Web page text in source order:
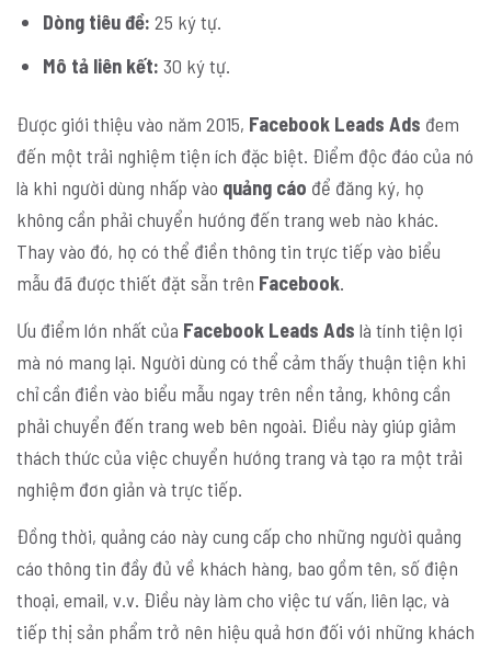
Dòng tiêu đề: 25 ký tự.
Mô tả liên kết: 30 ký tự.
Được giới thiệu vào năm 2015, Facebook Leads Ads đem
đến một trải nghiệm tiện ích đặc biệt. Điểm độc đáo của nó
là khi người dùng nhấp vào quảng cáo để đăng ký, họ
không cần phải chuyển hướng đến trang web nào khác.
Thay vào đó, họ có thể điền thông tin trực tiếp vào biểu
mẫu đã được thiết đặt sẵn trên Facebook.
Ưu điểm lớn nhất của Facebook Leads Ads là tính tiện lợi
mà nó mang lại. Người dùng có thể cảm thấy thuận tiện khi
chỉ cần điền vào biểu mẫu ngay trên nền tảng, không cần
phải chuyển đến trang web bên ngoài. Điều này giúp giảm
thách thức của việc chuyển hướng trang và tạo ra một trải
nghiệm đơn giản và trực tiếp.
Đồng thời, quảng cáo này cung cấp cho những người quảng
cáo thông tin đầy đủ về khách hàng, bao gồm tên, số điện
thoại, email, v.v. Điều này làm cho việc tư vấn, liên lạc, và
tiếp thị sản phẩm trở nên hiệu quả hơn đối với những khách